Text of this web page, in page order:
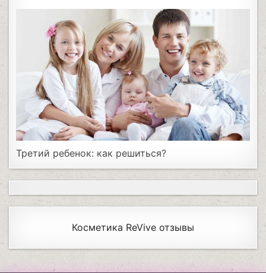
Третий ребенок: как решиться?
Косметика ReVive отзывы